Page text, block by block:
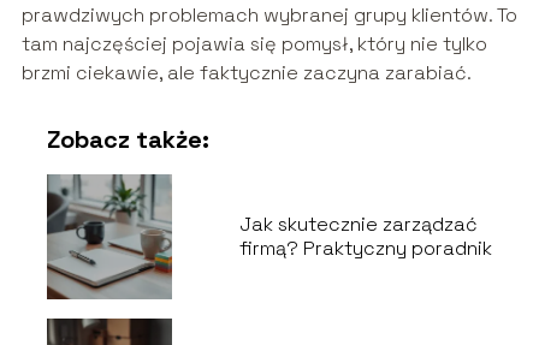
prawdziwych problemach wybranej grupy klientów. To
tam najczęściej pojawia się pomysł, który nie tylko
brzmi ciekawie, ale faktycznie zaczyna zarabiać.
Zobacz także:
Jak skutecznie zarządzać
firmą? Praktyczny poradnik